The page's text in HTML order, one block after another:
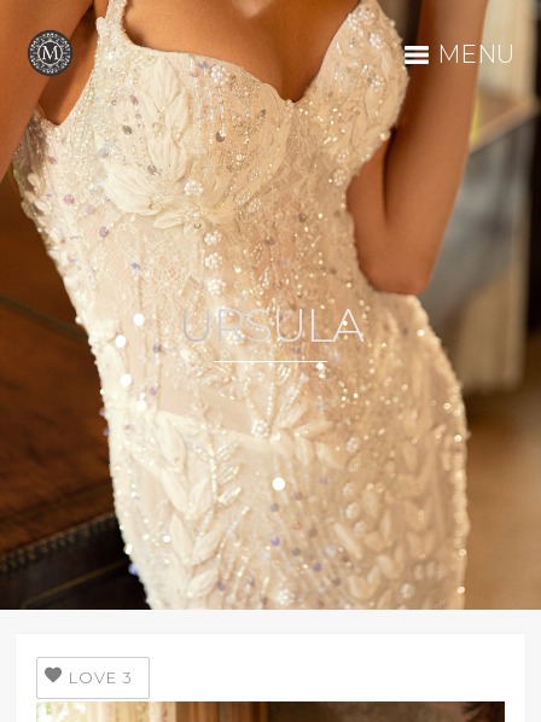
MENU
URSULA
LOVE3